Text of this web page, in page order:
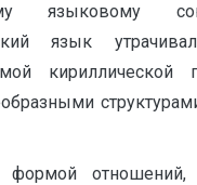
языковому
язык
кириллической
формой